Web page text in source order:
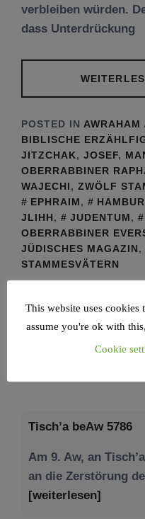
verbleiben würden.
dass Unterdrückung
POSTED IN AWRAHAM
BIBLISCHE
JITZCHAK, JOSEF,
OBERRABBINER
WAJECHI, ZWÖLF
EPHRAIM,
JLIHH, JUDENTUM,
OBERRABBINER
JÜDISCHES MAGAZIN,
STAMMESVÄTERN
an die Zerstörung
[weiterlesen]
This website uses
assume you're ok with
Cookie